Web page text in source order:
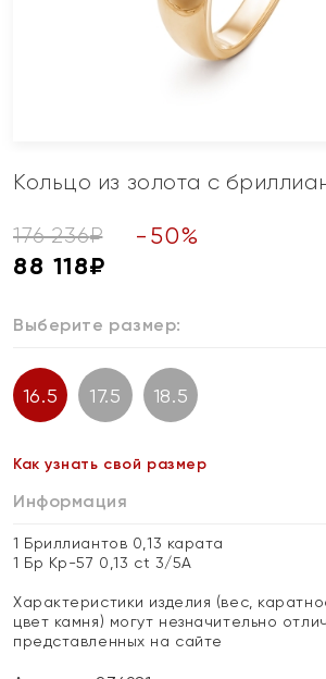
Кольцо из золота с
176 236₽ - 50%
88 118₽
Выберите размер:
16.5 17.5 18.5
Как узнать свой размер
Информация
1 Бриллиантов 0,13 карата
1 Бр Кр-57 0,13 ct 3/5А
Характеристики изделия (вес,
цвет камня) могут незначительно
представленных на сайте